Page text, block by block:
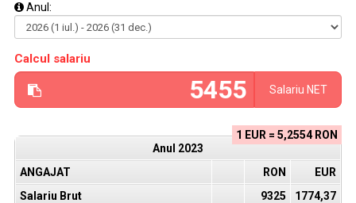
Anul:
Calcul salariu
Salariu NET
1 EUR = 5,2554 RON
Anul 2023
ANGAJAT
RON
EUR
Salariu Brut
9325
1774,37